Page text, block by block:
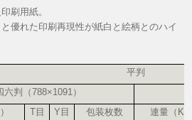
刷用紙。
優れた印刷再現性が紙白と絵柄とのハイ
平判
六判（788×1091）
T目 Y目 包装枚数
連量（